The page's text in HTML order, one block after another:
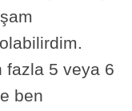
fazla 5 veya 6
ben